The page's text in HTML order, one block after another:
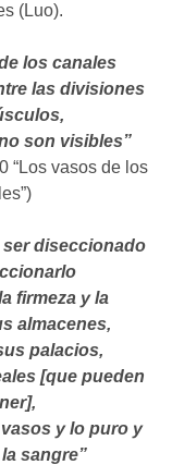
(Luo).
los canales
las divisiones
son visibles”
“Los vasos de los
ser diseccionado
firmeza y la
almacenes,
palacios,
[que pueden
y lo puro y
sangre”